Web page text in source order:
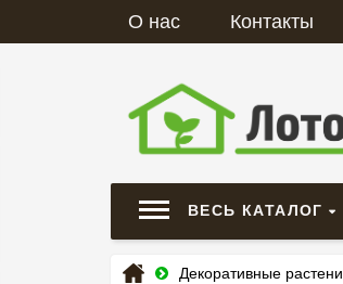
О нас Контакты
ВЕСЬ КАТАЛОГ
Декоративные